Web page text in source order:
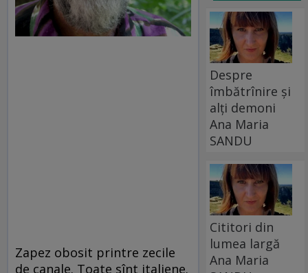
Zapez obosit printre zecile
de canale. Toate sînt italiene.
Despre
îmbătrînire și
alți demoni
Ana Maria
SANDU
Cititori din
lumea largă
Ana Maria